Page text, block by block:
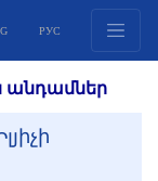
РУС
անդամներ